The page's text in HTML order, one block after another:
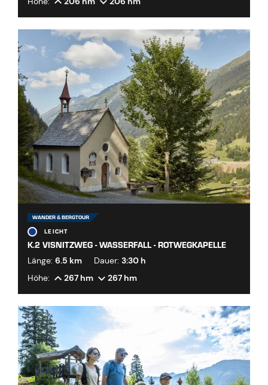
WANDER & BERGTOUR
LEICHT
K.2 VISNITZWEG - WASSERFALL - ROTWEGKAPELLE
Länge: 6.5 km Dauer: 3:30 h
Höhe:
267 hm 267 hm